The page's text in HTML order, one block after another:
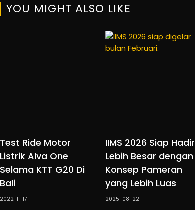
YOU MIGHT ALSO LIKE
Test Ride Motor
Listrik Alva One
Selama KTT G20 Di
Bali
2022-11-17
IIMS 2026 Siap Hadir
Lebih Besar dengan
Konsep Pameran
yang Lebih Luas
2025-08-22